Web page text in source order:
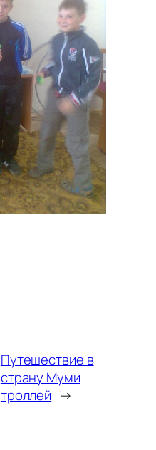
Путешествие в
страну Муми
троллей →